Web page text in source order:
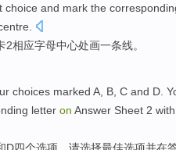
choice and mark the
2相应字母中心处画一条线。
choices marked A B C and D.
letter on Answer Sheet 2
D四个选项 ， 请选择最佳选项并在